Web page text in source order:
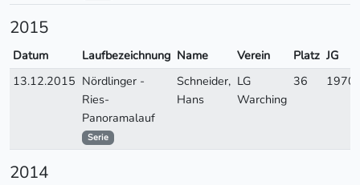
2015
Datum Laufbezeichnung Name Verein Platz JG
13.12.2015 Nördlinger -
Ries-
Panoramalauf
Serie
Schneider,
Hans
LG
Warching
36 1970
2014